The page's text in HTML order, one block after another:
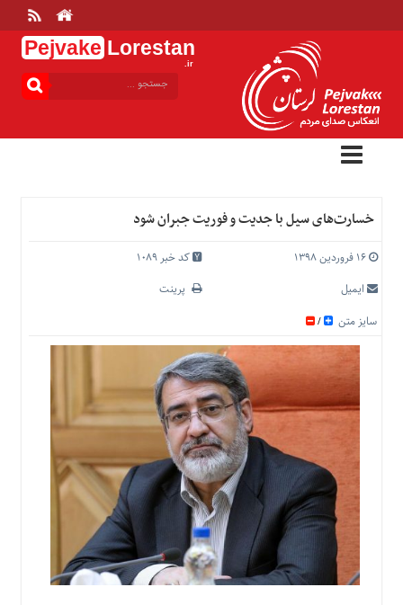
Pejvake Lorestan
.ir
بالا
خانه
ارتباط
درباره
تعرفه
اصلی
عمومی
اجتماعی
اقتصادی
فرهنگی
علمی
خسارت‌های سیل با جدیت و فوریت جبران شود
۱۶ فروردین ۱۳۹۸
کد خبر 1089
ایمیل
پرینت
سایز متن
/